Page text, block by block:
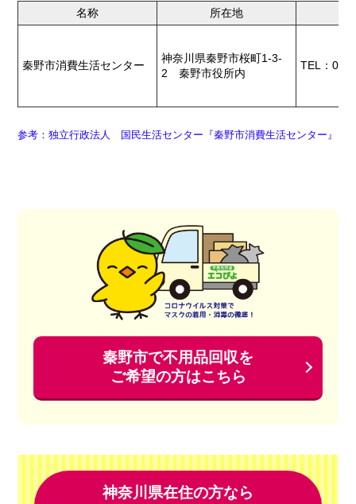
名称 所在地
秦野市消費生活センター
神奈川県秦野市桜町1-3-
2 秦野市役所内
TEL：
参考：独立行政法人 国民生活センター『秦野市消費生活センター』
秦野市で不用品回収を
ご希望の方はこちら
神奈川県在住の方なら